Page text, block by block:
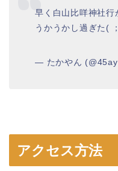
早く白山比咩神社
うかうかし過ぎた(
— たかやん
アクセス方法